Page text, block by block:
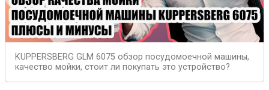
KUPPERSBERG GLM 6075 обзор посудомоечной машины,
качество мойки, стоит ли покупать это устройство?